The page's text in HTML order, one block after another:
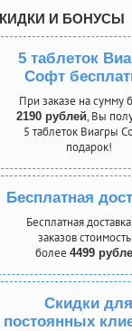
И БОНУСЫ
5 таблеток
Софт
При заказе на сумму
2190 рублей, Вы
5 таблеток Виагры
подарок!
Бесплатная
Бесплатная
заказов
более 4499
Скидки для
постоянных